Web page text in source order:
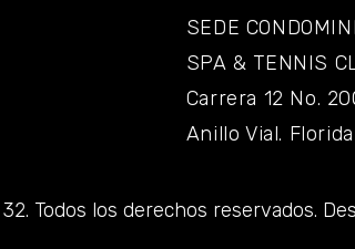
SEDE
SPA & TENNIS
Carrera 12 No.
Anillo Vial.
Todos los derechos reservados.